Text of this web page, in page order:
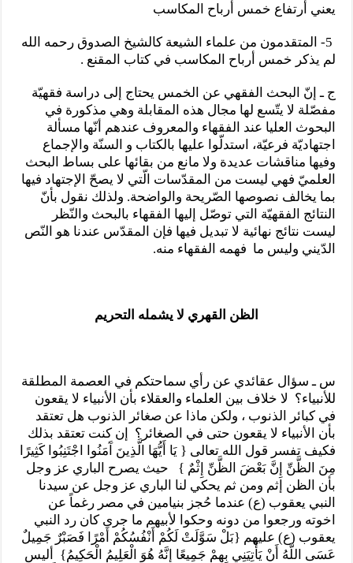
يعني أرتفاع خمس أرباح المكاسب
5- المتقدمون من علماء الشيعة كالشيخ الصدوق رحمه الله
لم يذكر خمس أرباح المكاسب في كتاب المقنع .
ج ـ إنّ البحث الفقهي عن الخمس يحتاج إلى دراسة فقهيّة
مفصّلة لا يتّسع لها مجال هذه المقابلة وهي مذكورة في
البحوث العليا عند الفقهاء والمعروف عندهم أنّها مسألة
اجتهاديّة فرعيّة، استدلّوا عليها بالكتاب و السنّة والإجماع
وفيها مناقشات عديدة ولا مانع من بقائها على بساط البحث
العلميّ فهي ليست من المقدّسات الّتي لا يصحّ الإجتهاد فيها
بما يخالف نصوصها الصّريحة والواضحة. ولذلك نقول بأنّ
النتائج الفقهيّة التي توصّل إليها الفقهاء بالبحث والنّظر
ليست نتائج نهائية لا تبديل فيها فإن المقدّس عندنا هو النّص
الدّيني وليس ما فهمه الفقهاء منه.
الظن القهري لا يشمله التحريم
س ـ سؤال عقائدي عن رأي سماحتكم في العصمة المطلقة
للأنبياء؟ لا خلاف بين العلماء والعقلاء بأن الأنبياء لا يقعون
في كبائر الذنوب ، ولكن ماذا عن صغائر الذنوب هل تعتقد
بأن الأنبياء لا يقعون حتى في الصغائر؟ إن كنت تعتقد بذلك
فكيف تفسر قول الله تعالى { يَا أَيُّهَا الَّذِينَ آَمَنُوا اجْتَنِبُوا كَثِيرًا
مِنَ الظَّنِّ إِنَّ بَعْضَ الظَّنِّ إِثْمٌ } حيث يصرح الباري عز وجل
بأن الظن إثم ومن ثم يحكي لنا الباري عز وجل عن سيدنا
النبي يعقوب (ع) عندما حُجز بنيامين في مصر رغماً عن
اخوته ورجعوا من دونه وحكوا لأبيهم ما جرى كان رد النبي
يعقوب (ع) عليهم {بَلْ سَوَّلَتْ لَكُمْ أَنْفُسُكُمْ أَمْرًا فَصَبْرٌ جَمِيلٌ
عَسَى اللَّهُ أَنْ يَأْتِيَنِي بِهِمْ جَمِيعًا إِنَّهُ هُوَ الْعَلِيمُ الْحَكِيمُ} أليس